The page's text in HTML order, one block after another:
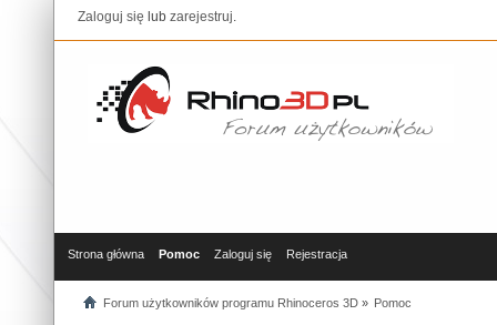
Zaloguj się lub zarejestruj.
Strona główna Pomoc Zaloguj się Rejestracja
Forum użytkowników programu Rhinoceros 3D» Pomoc